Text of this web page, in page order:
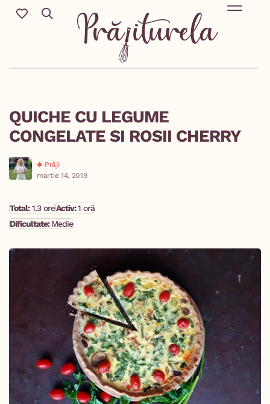
QUICHE CU LEGUME
CONGELATE SI ROSII CHERRY
Prăji
martie 14, 2019
Total:1.3 oreActiv:1 oră
Dificultate:Medie